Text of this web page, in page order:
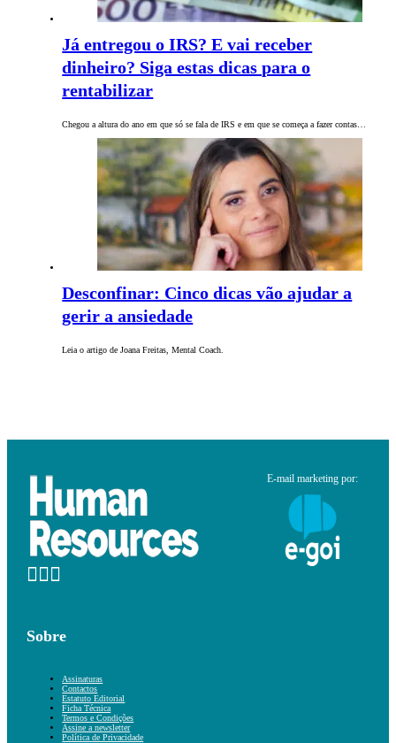
Já entregou o IRS? E vai receber
dinheiro? Siga estas dicas para o
rentabilizar
Chegou a altura do ano em que só se fala de IRS e em que se começa a fazer contas…
Desconfinar: Cinco dicas vão ajudar a
gerir a ansiedade
Leia o artigo de Joana Freitas, Mental Coach.
E-mail marketing por:
Sobre
Assinaturas
Contactos
Estatuto Editorial
Ficha Técnica
Termos e Condições
Assine a newsletter
Política de Privacidade